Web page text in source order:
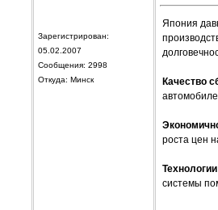
Зарегистрирован:
05.02.2007
Сообщения: 2998
Откуда: Минск
Япония
Качество
роста цен
Технологии
системы